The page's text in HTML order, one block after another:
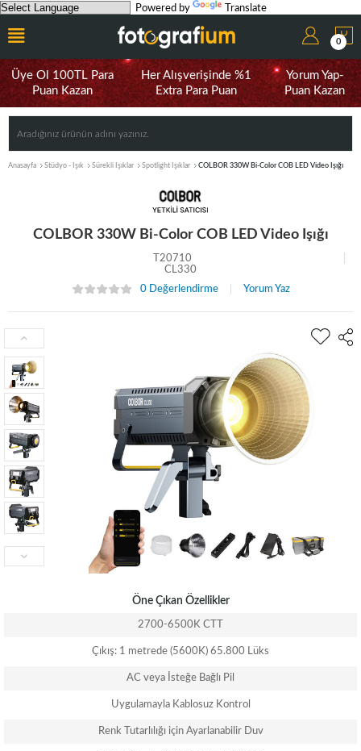
Powered by Translate
0
Üye Ol 100TL Para
Puan Kazan
Her Alışverişinde %1
Extra Para Puan
Yorum Yap-
Puan Kazan
Anasayfa Stüdyo - Işık Sürekli Işıklar Spotlight Işıklar COLBOR 330W Bi-Color COB LED Video Işığı
COLBOR 330W Bi-Color COB LED Video Işığı
T20710
CL330
0 Değerlendirme
Yorum Yaz
Öne Çıkan Özellikler
2700-6500K CTT
Çıkış: 1 metrede (5600K) 65.800 Lüks
AC veya İsteğe Bağlı Pil
Uygulamayla Kablosuz Kontrol
Renk Tutarlılığı için Ayarlanabilir Duv